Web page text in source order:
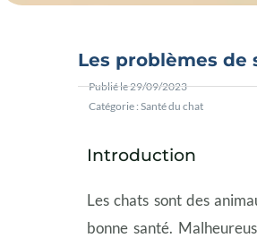
Les problèmes
Publié le29/09/2023
Catégorie : Santé du chat
Introduction
Les chats sont des
bonne santé.